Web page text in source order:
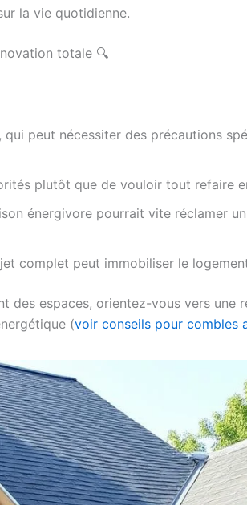
la vie quotidienne.
totale 🔍
peut nécessiter des précautions
plutôt que de vouloir tout refaire
énergivore pourrait vite réclamer
complet peut immobiliser le
des espaces, orientez-vous vers
(voir conseils pour combles